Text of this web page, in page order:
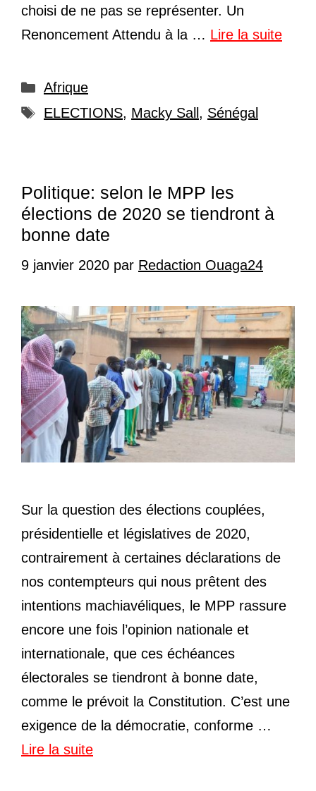
choisi de ne pas se représenter. Un
Renoncement Attendu à la … Lire la suite
Catégories
Afrique
Étiquettes
ELECTIONS, Macky Sall , Sénégal
Politique: selon le MPP les
élections de 2020 se tiendront à
bonne date
9 janvier 2020 par Redaction Ouaga24
Sur la question des élections couplées,
présidentielle et législatives de 2020,
contrairement à certaines déclarations de
nos contempteurs qui nous prêtent des
intentions machiavéliques, le MPP rassure
encore une fois l’opinion nationale et
internationale, que ces échéances
électorales se tiendront à bonne date,
comme le prévoit la Constitution. C’est une
exigence de la démocratie, conforme …
Lire la suite